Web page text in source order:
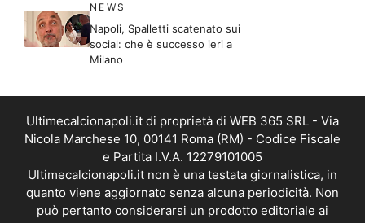
NEWS
Napoli, Spalletti scatenato sui
social: che è successo ieri a
Milano
Ultimecalcionapoli.it di proprietà di WEB 365 SRL - Via
Nicola Marchese 10, 00141 Roma (RM) - Codice Fiscale
e Partita I.V.A. 12279101005
Ultimecalcionapoli.it non è una testata giornalistica, in
quanto viene aggiornato senza alcuna periodicità. Non
può pertanto considerarsi un prodotto editoriale ai